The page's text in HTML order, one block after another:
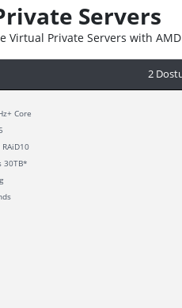
Servers
Virtual Private Servers with AMD
2
Core
30TB*